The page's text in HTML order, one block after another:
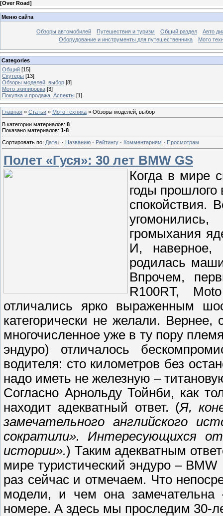
[Over Road]
Меню сайта
Обзоры автомобилей Путешествия и туризм Общий раздел
Авто
Оборудование и инструменты для путешественника
Мото
Categories
Общий [15]
Скутеры [13]
Обзоры моделей, выбор [8]
Мото экипировка [3]
Покупка и продажа. Аспекты [1]
Главная » Статьи » Мото техника » Обзоры моделей, выбор
В категории материалов: 8
Показано материалов: 1-8
Сортировать по: Дате · Названию · Рейтингу · Комментариям · Просмотрам
Полет «Гуся»: 30 лет BMW GS
Когда в мире
годы прошлого
спокойствия.
громыхания
И, наверное,
родилась
Впрочем,
R100RT,
отличались ярко выраженным
категорически не желали.
многочисленное уже в ту пору
эндуро) отличалось
водителя: сто километров без
надо иметь не железную –
Согласно Арнольду Тойнби, как
находит адекватный ответ. (Я,
замечательного английского
сократили». Интересующихся
истории».) Таким адекватным
мире туристический эндуро –
раз сейчас и отмечаем. Что
модели, и чем она
номере. А здесь мы проследим 30-